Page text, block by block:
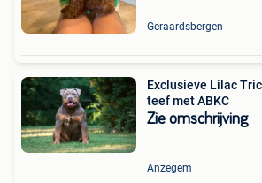
Geraardsbergen
Exclusieve Lilac
teef met ABKC
Zie omschrijving
Anzegem